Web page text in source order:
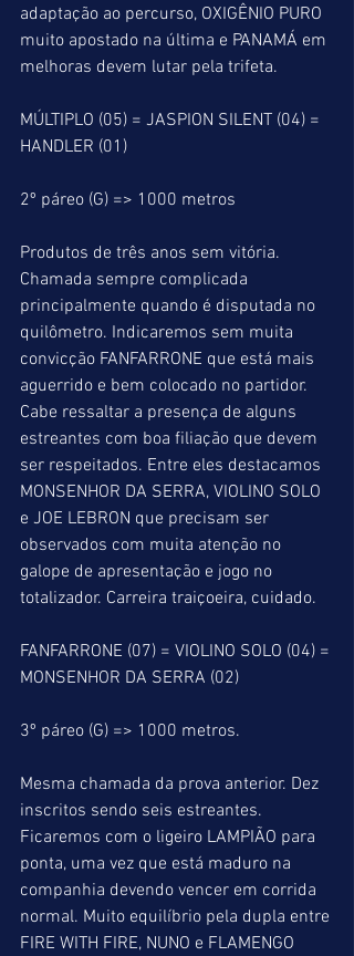
adaptação ao percurso, OXIGÊNIO PURO
muito apostado na última e PANAMÁ em
melhoras devem lutar pela trifeta.
MÚLTIPLO (05) = JASPION SILENT (04) =
HANDLER (01)
2º páreo (G) => 1000 metros
Produtos de três anos sem vitória.
Chamada sempre complicada
principalmente quando é disputada no
quilômetro. Indicaremos sem muita
convicção FANFARRONE que está mais
aguerrido e bem colocado no partidor.
Cabe ressaltar a presença de alguns
estreantes com boa filiação que devem
ser respeitados. Entre eles destacamos
MONSENHOR DA SERRA, VIOLINO SOLO
e JOE LEBRON que precisam ser
observados com muita atenção no
galope de apresentação e jogo no
totalizador. Carreira traiçoeira, cuidado.
FANFARRONE (07) = VIOLINO SOLO (04) =
MONSENHOR DA SERRA (02)
3º páreo (G) => 1000 metros.
Mesma chamada da prova anterior. Dez
inscritos sendo seis estreantes.
Ficaremos com o ligeiro LAMPIÃO para
ponta, uma vez que está maduro na
companhia devendo vencer em corrida
normal. Muito equilíbrio pela dupla entre
FIRE WITH FIRE, NUNO e FLAMENGO